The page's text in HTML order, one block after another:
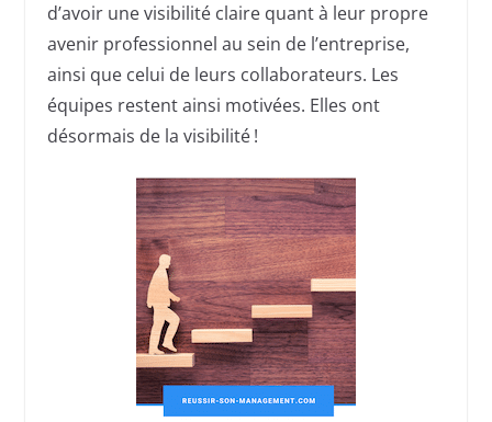
d’avoir une visibilité claire quant à leur propre
avenir professionnel au sein de l’entreprise,
ainsi que celui de leurs collaborateurs. Les
équipes restent ainsi motivées. Elles ont
désormais de la visibilité !